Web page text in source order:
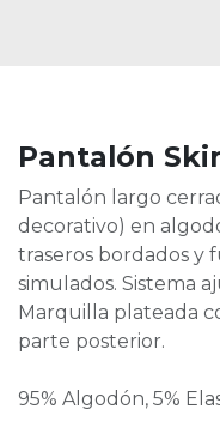
Pantalón
Pantalón largo
decorativo) en
traseros bordados y
simulados. Sistema
Marquilla plateada
parte posterior.
95% Algodón, 5%